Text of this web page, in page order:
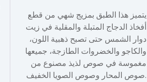
يتميز هذا الطبق بمزيج شهي من قطع
أفخاذ الدجاج المتبلة والمقلية في زيت
دوار الشمس حتى تصبح ذهبية اللون،
والكاجو والخضروات الطازجة، جميعها
مغموسة في صوص لذيذ مصنوع من
صوص المحار وصوص الصويا الخفيف.